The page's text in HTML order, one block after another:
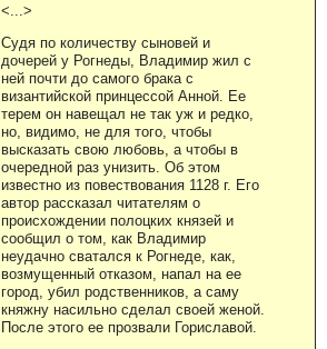
<...>
Судя по количеству сыновей и
дочерей у Рогнеды, Владимир жил с
ней почти до самого брака с
византийской принцессой Анной. Ее
терем он навещал не так уж и редко,
но, видимо, не для того, чтобы
высказать свою любовь, а чтобы в
очередной раз унизить. Об этом
известно из повествования 1128 г. Его
автор рассказал читателям о
происхождении полоцких князей и
сообщил о том, как Владимир
неудачно сватался к Рогнеде, как,
возмущенный отказом, напал на ее
город, убил родственников, а саму
княжну насильно сделал своей женой.
После этого ее прозвали Гориславой.